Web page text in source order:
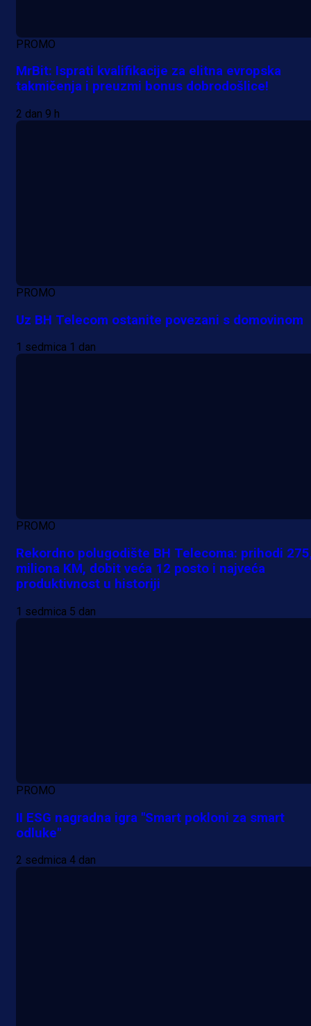
PROMO
MrBit: Isprati kvalifikacije za elitna evropska
takmičenja i preuzmi bonus dobrodošlice!
2 dan 9 h
PROMO
Uz BH Telecom ostanite povezani s domovinom
1 sedmica 1 dan
PROMO
Rekordno polugodište BH Telecoma: prihodi
miliona KM, dobit veća 12 posto i najveća
produktivnost u historiji
1 sedmica 5 dan
PROMO
II ESG nagradna igra "Smart pokloni za smart
odluke"
2 sedmica 4 dan